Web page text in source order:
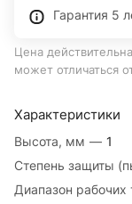
Характеристики
Высота, мм — 1
Степень защиты
Диапазон рабочих
Гарантия 5
Цена
может отличаться